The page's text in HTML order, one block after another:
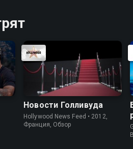
Новости Голливуда
Hollywood News Feed • 2012,
Франция, Обзор